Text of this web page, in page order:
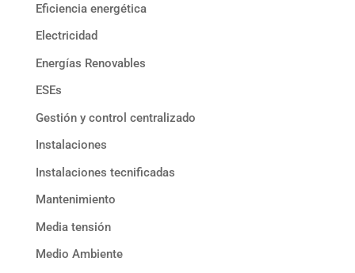
Eficiencia energética
Electricidad
Energías Renovables
ESEs
Gestión y control centralizado
Instalaciones
Instalaciones tecnificadas
Mantenimiento
Media tensión
Medio Ambiente